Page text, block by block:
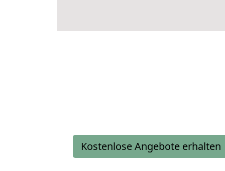
Kostenlose Angebote erhalten